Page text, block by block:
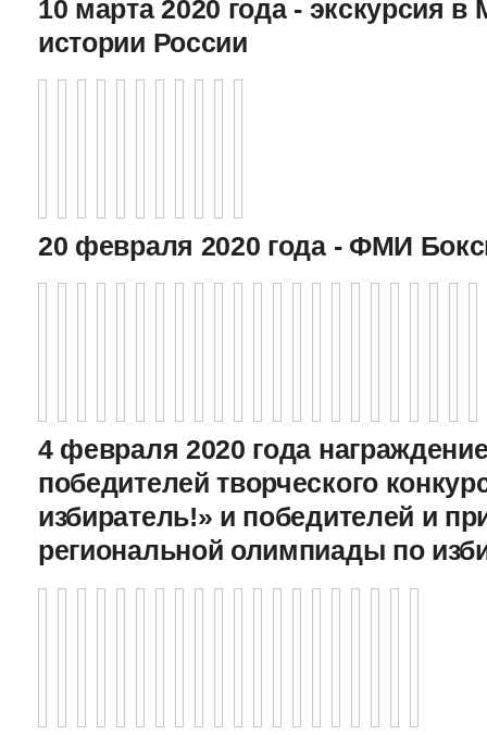
10 марта 2020 года - экскурсия в
истории России
20 февраля 2020 года - ФМИ
4 февраля 2020 года
победителей творческого
избиратель!» и победителей и
региональной олимпиады по